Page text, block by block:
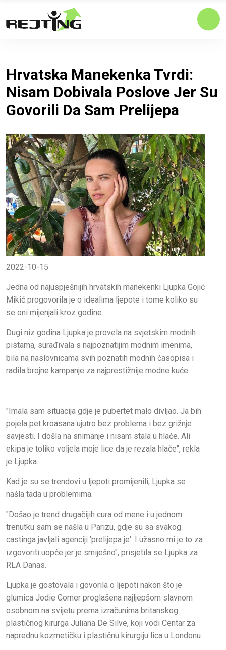
Hrvatska Manekenka Tvrdi:
Nisam Dobivala Poslove Jer Su
Govorili Da Sam Prelijepa
2022-10-15
Jedna od najuspješnijih hrvatskih manekenki Ljupka Gojić
Mikić progovorila je o idealima ljepote i tome koliko su
se oni mijenjali kroz godine.
Dugi niz godina Ljupka je provela na svjetskim modnih
pistama, surađivala s najpoznatijim modnim imenima,
bila na naslovnicama svih poznatih modnih časopisa i
radila brojne kampanje za najprestižnije modne kuće.
"Imala sam situacija gdje je pubertet malo divljao. Ja bih
pojela pet kroasana ujutro bez problema i bez grižnje
savjesti. I došla na snimanje i nisam stala u hlače. Ali
ekipa je toliko voljela moje lice da je rezala hlače", rekla
je Ljupka.
Kad je su se trendovi u ljepoti promijenili, Ljupka se
našla tada u problemima.
"Došao je trend drugačijih cura od mene i u jednom
trenutku sam se našla u Parizu, gdje su sa svakog
castinga javljali agenciji 'prelijepa je'. I užasno mi je to za
izgovoriti uopće jer je smiješno", prisjetila se Ljupka za
RLA Danas.
Ljupka je gostovala i govorila o ljepoti nakon što je
glumica Jodie Comer proglašena najljepšom slavnom
osobnom na svijetu prema izračunima britanskog
plastičnog kirurga Juliana De Silve, koji vodi Centar za
naprednu kozmetičku i plastičnu kirurgiju lica u Londonu.